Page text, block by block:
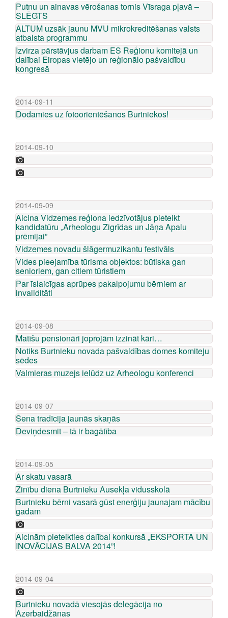
Putnu un ainavas vērošanas tornis Vīsraga pļavā –
SLĒGTS
ALTUM uzsāk jaunu MVU mikrokreditēšanas valsts
atbalsta programmu
Izvirza pārstāvjus darbam ES Reģionu komitejā un
dalībai Eiropas vietējo un reģionālo pašvaldību
kongresā
2014-09-11
Dodamies uz fotoorientēšanos Burtniekos!
2014-09-10
2014-09-09
Aicina Vidzemes reģiona iedzīvotājus pieteikt
kandidatūru „Arheologu Zigrīdas un Jāņa Apalu
prēmijai”
Vidzemes novadu šlāgermuzikantu festivāls
Vides pieejamība tūrisma objektos: būtiska gan
senioriem, gan citiem tūristiem
Par īslaicīgas aprūpes pakalpojumu bērniem ar
invaliditāti
2014-09-08
Matīšu pensionāri joprojām izzināt kāri…
Notiks Burtnieku novada pašvaldības domes komiteju
sēdes
Valmieras muzejs ielūdz uz Arheologu konferenci
2014-09-07
Sena tradīcija jaunās skaņās
Deviņdesmit – tā ir bagātība
2014-09-05
Ar skatu vasarā
Zinību diena Burtnieku Ausekļa vidusskolā
Burtnieku bērni vasarā gūst enerģiju jaunajam mācību
gadam
Aicinām pieteikties dalībai konkursā „EKSPORTA UN
INOVĀCIJAS BALVA 2014”!
2014-09-04
Burtnieku novadā viesojās delegācija no
Azerbaidžānas